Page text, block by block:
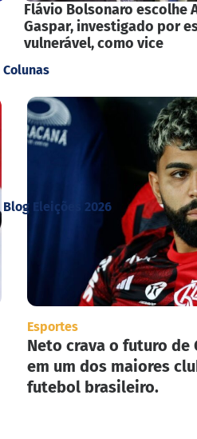
Colunas
Blog Eleições 2026
Flávio Bolsonaro escolhe
Gaspar, investigado por
vulnerável, como vice
Esportes
Neto crava o futuro de
em um dos maiores
futebol brasileiro.